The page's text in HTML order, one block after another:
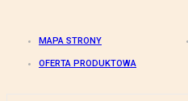
MAPA STRONY
OFERTA PRODUKTOWA